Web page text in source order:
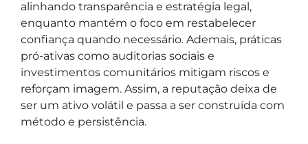
alinhando transparência e estratégia legal,
enquanto mantém o foco em restabelecer
confiança quando necessário. Ademais, práticas
pró-ativas como auditorias sociais e
investimentos comunitários mitigam riscos e
reforçam imagem. Assim, a reputação deixa de
ser um ativo volátil e passa a ser construída com
método e persistência.